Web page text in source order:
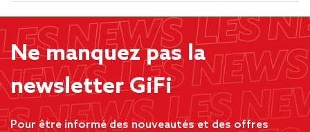
Ne manquez pas la
newsletter GiFi
Pour être informé des nouveautés et des offres